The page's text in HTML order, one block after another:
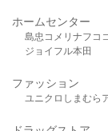
ホームセンター
島忠 コメリ ナフコ
ジョイフル本田
ファッション
ユニクロ しまむら